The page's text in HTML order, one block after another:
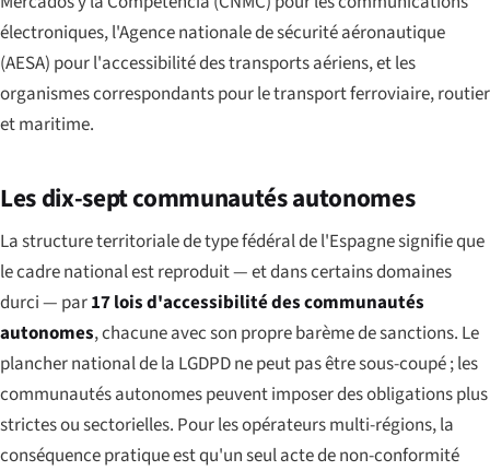
électroniques, l'Agence nationale de sécurité aéronautique
(AESA) pour l'accessibilité des transports aériens, et les
organismes correspondants pour le transport ferroviaire, routier
et maritime.
Les dix-sept communautés autonomes
La structure territoriale de type fédéral de l'Espagne signifie que
le cadre national est reproduit — et dans certains domaines
durci — par17 lois d'accessibilité des communautés
autonomes, chacune avec son propre barème de sanctions. Le
plancher national de la LGDPD ne peut pas être sous-coupé ; les
communautés autonomes peuvent imposer des obligations plus
strictes ou sectorielles. Pour les opérateurs multi-régions, la
conséquence pratique est qu'un seul acte de non-conformité